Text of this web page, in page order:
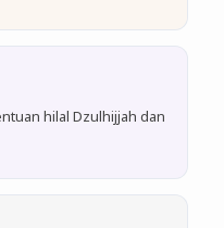
hilal Dzulhijjah dan